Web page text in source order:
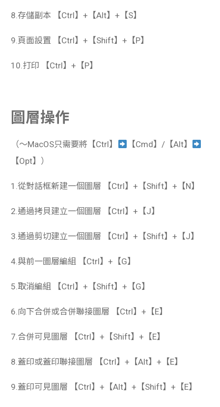
8.存儲副本 【Ctrl】+【Alt】+【S】
9.頁面設置 【Ctrl】+【Shift】+【P】
10.打印 【Ctrl】+【P】
圖層操作
（～MacOS只需要將【Ctrl】
【Cmd】/【Alt】
【Opt】）
1.從對話框新建一個圖層 【Ctrl】+【Shift】+【N】
2.通過拷貝建立一個圖層 【Ctrl】+【J】
3.通過剪切建立一個圖層 【Ctrl】+【Shift】+【J】
4.與前一圖層編組 【Ctrl】+【G】
5.取消編組 【Ctrl】+【Shift】+【G】
6.向下合併或合併聯接圖層 【Ctrl】+【E】
7.合併可見圖層 【Ctrl】+【Shift】+【E】
8.蓋印或蓋印聯接圖層 【Ctrl】+【Alt】+【E】
9.蓋印可見圖層 【Ctrl】+【Alt】+【Shift】+【E】